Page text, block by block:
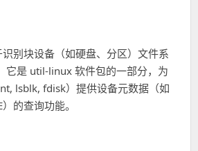
别块设备（如硬盘、分区）文件系
它是 util-linux 软件包的一部分，为
lsblk, fdisk）提供设备元数据（如
的查询功能。